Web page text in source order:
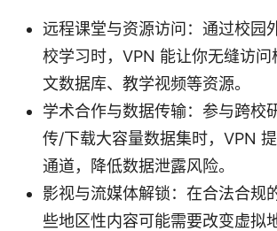
远程课堂与资源访问：通过校园
校学习时，VPN 能让你无缝访问
文数据库、教学视频等资源。
学术合作与数据传输：参与跨校
传/下载大容量数据集时，VPN
通道，降低数据泄露风险。
影视与流媒体解锁：在合法合规
些地区性内容可能需要改变虚拟